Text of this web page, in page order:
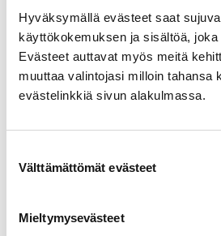
Hyväksymällä evästeet saat
käyttökokemuksen ja sisältöä, joka
Evästeet auttavat myös meitä
muuttaa valintojasi milloin tahansa
evästelinkkiä sivun alakulmassa.
Välttämättömät evästeet
Mieltymysevästeet
Voimme tehdä mittauksia
tapahtumissa ja pienissä
Täydennämme
elintapaohjauksen
Lisäämme tietoisuutta
Autamme tunnistamaan
voimme ohjata ihmisiä